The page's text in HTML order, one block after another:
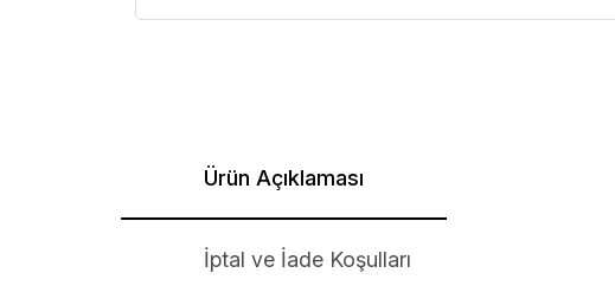
Ürün Açıklaması
İptal ve İade Koşulları